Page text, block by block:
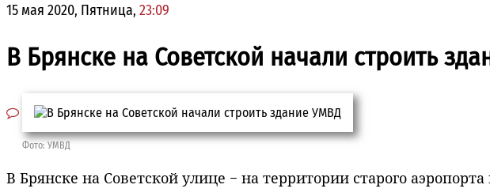
15 мая 2020, Пятница, 23:09
В Брянске на Советской начали строить
Фото: УМВД
В Брянске на Советской улице − на территории старого